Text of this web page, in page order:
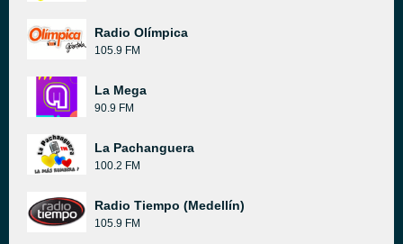
Radio Olímpica
105.9 FM
La Mega
90.9 FM
La Pachanguera
100.2 FM
Radio Tiempo (Medellín)
105.9 FM